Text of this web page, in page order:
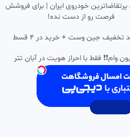
گل های ایران مقابل برزیل در فینال
جام جهانی فوتسال ناشنوایان
60 بازدید • 1 سال پیش
خلاصه بازی ایران و امریکا درجام
جهانی۱۹۹۸
کافه کلیپ
529 بازدید • 3 سال پیش
خلاصه بازی آرژانتین 1 ایران 0
پرتقاضاترین خودروی ایران | برای فروشش
فرصت رو از دست نده!